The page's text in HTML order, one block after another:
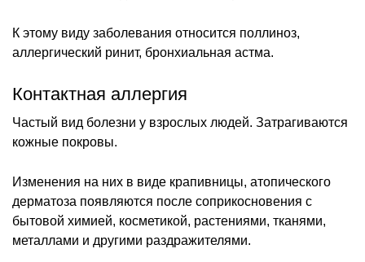
К этому виду заболевания относится поллиноз,
аллергический ринит, бронхиальная астма.
Контактная аллергия
Частый вид болезни у взрослых людей. Затрагиваются
кожные покровы.
Изменения на них в виде крапивницы, атопического
дерматоза появляются после соприкосновения с
бытовой химией, косметикой, растениями, тканями,
металлами и другими раздражителями.